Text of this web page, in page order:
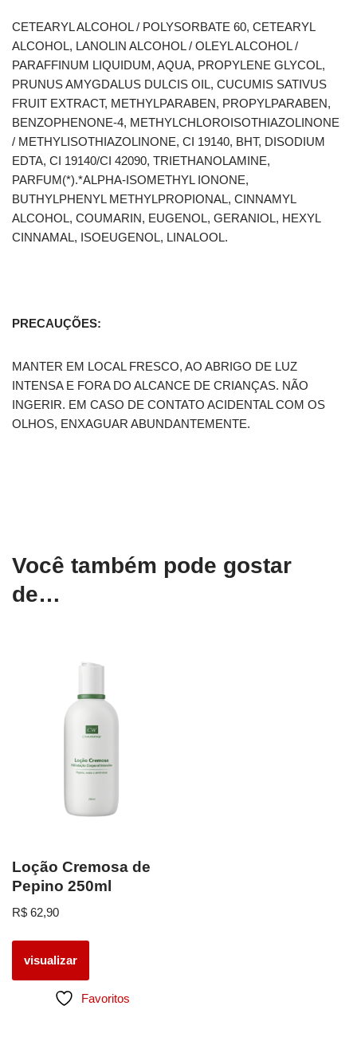
CETEARYL ALCOHOL / POLYSORBATE 60, CETEARYL
ALCOHOL, LANOLIN ALCOHOL / OLEYL ALCOHOL /
PARAFFINUM LIQUIDUM, AQUA, PROPYLENE GLYCOL,
PRUNUS AMYGDALUS DULCIS OIL, CUCUMIS SATIVUS
FRUIT EXTRACT, METHYLPARABEN, PROPYLPARABEN,
BENZOPHENONE-4, METHYLCHLOROISOTHIAZOLINONE
/ METHYLISOTHIAZOLINONE, CI 19140, BHT, DISODIUM
EDTA, CI 19140/CI 42090, TRIETHANOLAMINE,
PARFUM(*).*ALPHA-ISOMETHYL IONONE,
BUTHYLPHENYL METHYLPROPIONAL, CINNAMYL
ALCOHOL, COUMARIN, EUGENOL, GERANIOL, HEXYL
CINNAMAL, ISOEUGENOL, LINALOOL.
PRECAUÇÕES:
MANTER EM LOCAL FRESCO, AO ABRIGO DE LUZ
INTENSA E FORA DO ALCANCE DE CRIANÇAS. NÃO
INGERIR. EM CASO DE CONTATO ACIDENTAL COM OS
OLHOS, ENXAGUAR ABUNDANTEMENTE.
Você também pode gostar
de…
Loção Cremosa de
Pepino 250ml
R$ 62,90
visualizar
Favoritos